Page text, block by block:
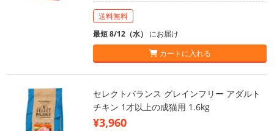
送料無料
最短 8/12（水） にお届け
カートに入れる
セレクトバランス グレインフリー アダルト
チキン 1才以上の成猫用 1.6kg
¥3,960